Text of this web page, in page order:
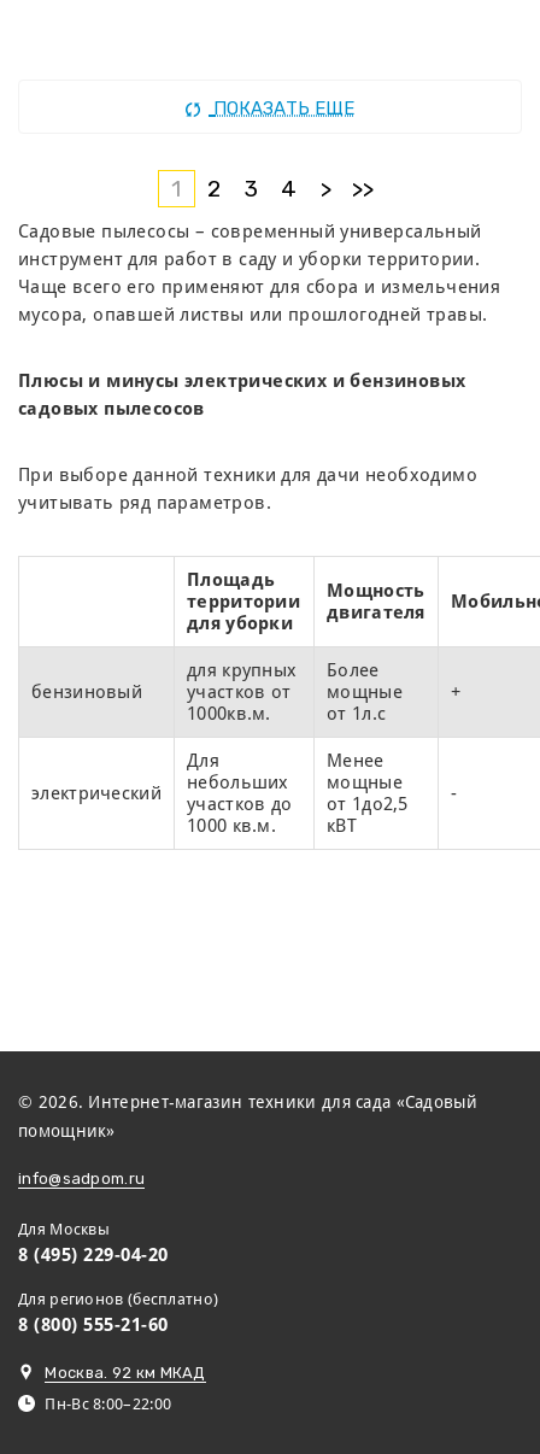
ПОКАЗАТЬ ЕЩЕ
1 2 3 4 > >>
Садовые пылесосы – современный универсальный
инструмент для работ в саду и уборки территории.
Чаще всего его применяют для сбора и измельчения
мусора, опавшей листвы или прошлогодней травы.
Плюсы и минусы электрических и бензиновых
садовых пылесосов
При выборе данной техники для дачи необходимо
учитывать ряд параметров.
Площадь
территории
для уборки
Мощность
двигателя
бензиновый
для крупных
участков от
1000кв.м.
Более
мощные
от 1л.с
+
электрический
Для
небольших
участков до
1000 кв.м.
Менее
мощные
от 1до2,5
кВТ
-
© 2026. Интернет-магазин техники для сада «Садовый
помощник»
info@sadpom.ru
Для Москвы
8 (495) 229-04-20
Для регионов (бесплатно)
8 (800) 555-21-60
Москва. 92 км МКАД
Пн-Вс 8:00–22:00